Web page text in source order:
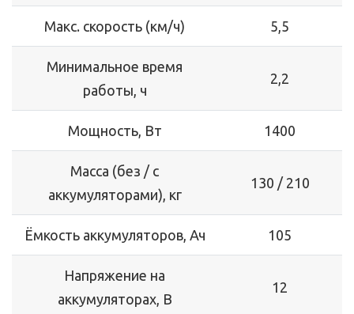
Макс. скорость (км/ч) 5,5
Минимальное время
работы, ч
2,2
Мощность, Вт 1400
Масса (без / с
аккумуляторами), кг
130 / 210
Ёмкость аккумуляторов, Ач 105
Напряжение на
аккумуляторах, В
12